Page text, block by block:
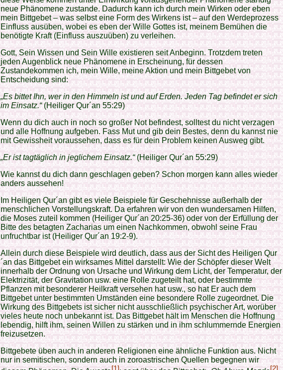
neue Phänomene zustande. Dadurch kann ich durch mein Wirken oder eben
mein Bittgebet – was selbst eine Form des Wirkens ist – auf den Werdeprozess
Einfluss ausüben, wobei es eben der Wille Gottes ist, meinem Bemühen die
benötigte Kraft (Einfluss auszuüben) zu verleihen.
Gott, Sein Wissen und Sein Wille existieren seit Anbeginn. Trotzdem treten
jeden Augenblick neue Phänomene in Erscheinung, für dessen
Zustandekommen ich, mein Wille, meine Aktion und mein Bittgebet von
Entscheidung sind:
„Es bittet Ihn, wer in den Himmeln ist und auf Erden. Jeden Tag befindet er sich
im Einsatz.“(Heiliger Qur´an 55:29)
Wenn du dich auch in noch so großer Not befindest, solltest du nicht verzagen
und alle Hoffnung aufgeben. Fass Mut und gib dein Bestes, denn du kannst nie
mit Gewissheit voraussehen, dass es für dein Problem keinen Ausweg gibt.
„Er ist tagtäglich in jeglichem Einsatz.“(Heiliger Qur´an 55:29)
Wie kannst du dich dann geschlagen geben? Schon morgen kann alles wieder
anders aussehen!
Im Heiligen Qur´an gibt es viele Beispiele für Geschehnisse außerhalb der
menschlichen Vorstellungskraft. Da erfahren wir von den wundersamen Hilfen,
die Moses zuteil kommen (Heiliger Qur´an 20:25-36) oder von der Erfüllung der
Bitte des betagten Zacharias um einen Nachkommen, obwohl seine Frau
unfruchtbar ist (Heiliger Qur´an 19:2-9).
Allein durch diese Beispiele wird deutlich, dass aus der Sicht des Heiligen Qur
´an das Bittgebet ein wirksames Mittel darstellt: Wie der Schöpfer dieser Welt
innerhalb der Ordnung von Ursache und Wirkung dem Licht, der Temperatur, der
Elektrizität, der Gravitation usw. eine Rolle zugeteilt hat, oder bestimmte
Pflanzen mit besonderer Heilkraft versehen hat usw., so hat Er auch dem
Bittgebet unter bestimmten Umständen eine besondere Rolle zugeordnet. Die
Wirkung des Bittgebets ist sicher nicht ausschließlich psychischer Art, worüber
vieles heute noch unbekannt ist. Das Bittgebet hält im Menschen die Hoffnung
lebendig, hilft ihm, seinen Willen zu stärken und in ihm schlummernde Energien
freizusetzen.
Bittgebete üben auch in anderen Religionen eine ähnliche Funktion aus. Nicht
nur in semitischen, sondern auch in zoroastrischen Quellen begegnen wir